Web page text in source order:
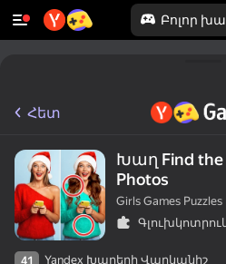
Բոլոր
Հետ
Խաղ Find the
Photos
Girls Games Puzzles
41
Yandex Խաղերի Վարկանիշ